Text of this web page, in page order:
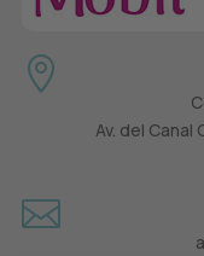

Av. del
